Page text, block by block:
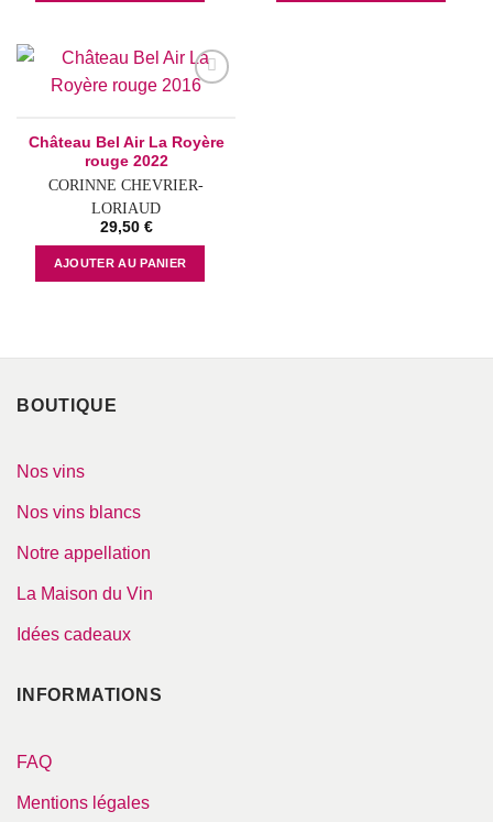
Château Bel Air La Royère
rouge 2022
CORINNE CHEVRIER-
LORIAUD
29,50 €
AJOUTER AU PANIER
BOUTIQUE
Nos vins
Nos vins blancs
Notre appellation
La Maison du Vin
Idées cadeaux
INFORMATIONS
FAQ
Mentions légales